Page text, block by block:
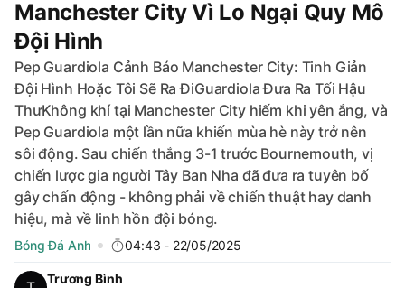
Manchester City Vì Lo Ngại Quy Mô
Đội Hình
Pep Guardiola Cảnh Báo Manchester City: Tinh Giản
Đội Hình Hoặc Tôi Sẽ Ra ĐiGuardiola Đưa Ra Tối Hậu
ThưKhông khí tại Manchester City hiếm khi yên ắng, và
Pep Guardiola một lần nữa khiến mùa hè này trở nên
sôi động. Sau chiến thắng 3-1 trước Bournemouth, vị
chiến lược gia người Tây Ban Nha đã đưa ra tuyên bố
gây chấn động - không phải về chiến thuật hay danh
hiệu, mà về linh hồn đội bóng.
Bóng Đá Anh 04:43 - 22/05/2025
Trương Bình